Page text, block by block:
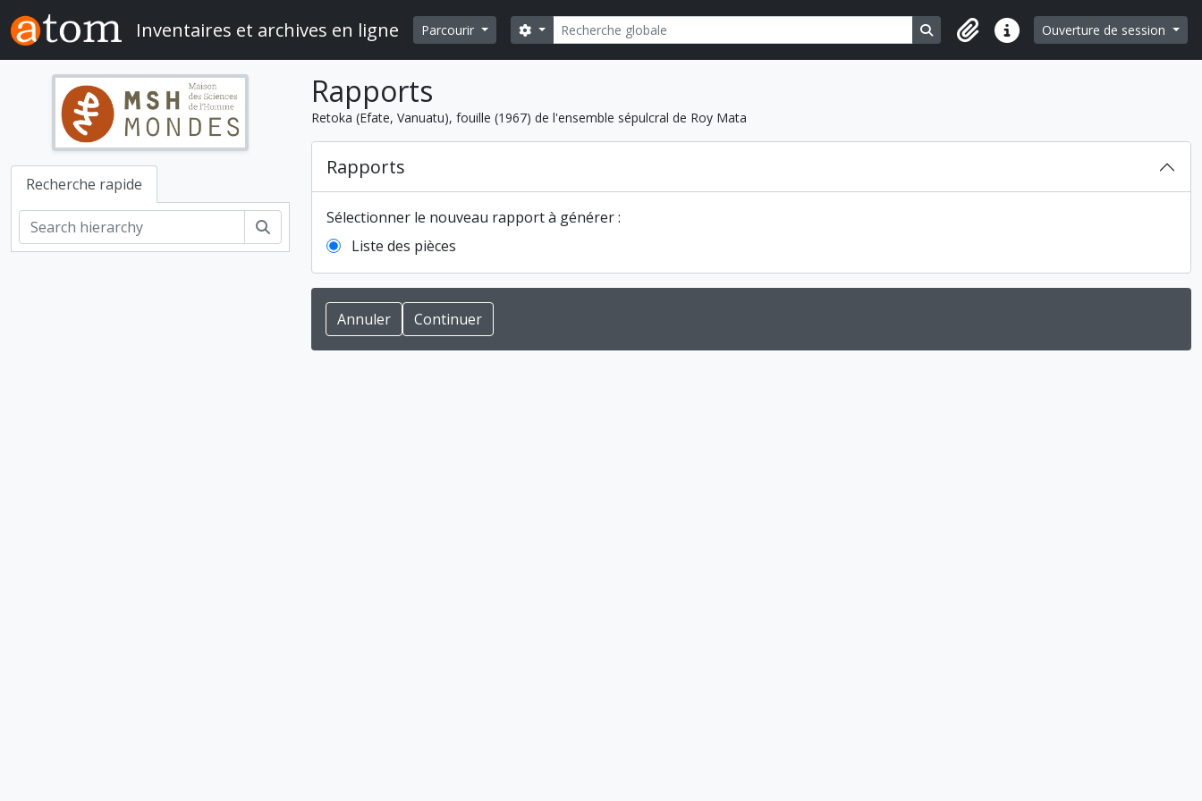
Skip to main content
Inventaires et archives en ligne Parcourir Rechercher
Search options Search in browse page
Liens rapidesOuverture de session
Recherche rapide
Rechercher
Rapports
Retoka (Efate, Vanuatu), fouille (1967) de l'ensemble sépulcral de Roy Mata
Rapports
Sélectionner le nouveau rapport à générer :
Liste des pièces
Annuler